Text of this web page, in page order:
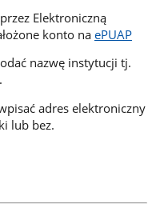
Elektroniczną
konto na ePUAP
nazwę instytucji tj.
adres elektroniczny
lub bez.